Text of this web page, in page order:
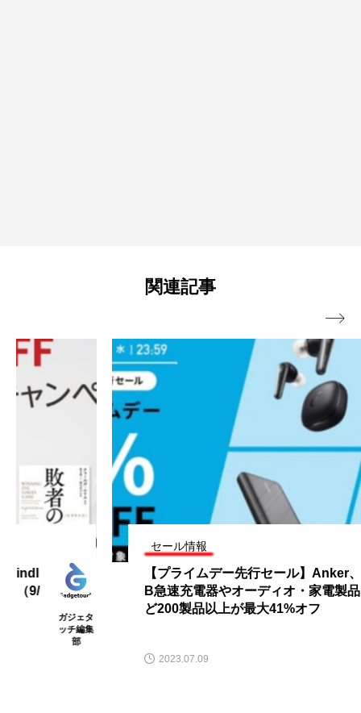
関連記事
セール情報
【プライムデー先行セール】Anker、US
B急速充電器やオーディオ・家電製品な
ど200製品以上が最大41%オフ
ガジェタ
